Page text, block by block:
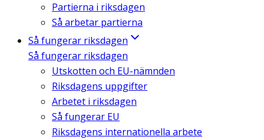
Partierna i riksdagen
Så arbetar partierna
Så fungerar riksdagen
Så fungerar riksdagen
Utskotten och EU-nämnden
Riksdagens uppgifter
Arbetet i riksdagen
Så fungerar EU
Riksdagens internationella arbete